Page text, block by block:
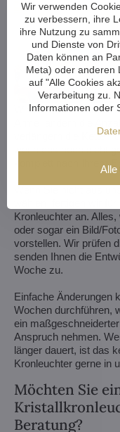
Wir verkleinern oder
verlängern die Kette -
wenn das noch nicht
komplett nach Ihrem
Wenn Sie nicht aus
Kronleuchter an.
oder sogar ein Bild/
vorstellen. Wir prüfen
senden Ihnen die
Woche zu.
Einfache Änderungen
Wochen durchführen,
ein
Anspruch nehmen.
länger dauert, ist das
Kronleuchter gerne in
Möchten Sie
Beratung?
Wir verwenden
zu verbessern, ihre
ihre Nutzung zu
und Dienste von
Daten können an
Meta) oder anderen
auf "Alle Cookies
Verarbeitung zu.
Informationen oder
Alle